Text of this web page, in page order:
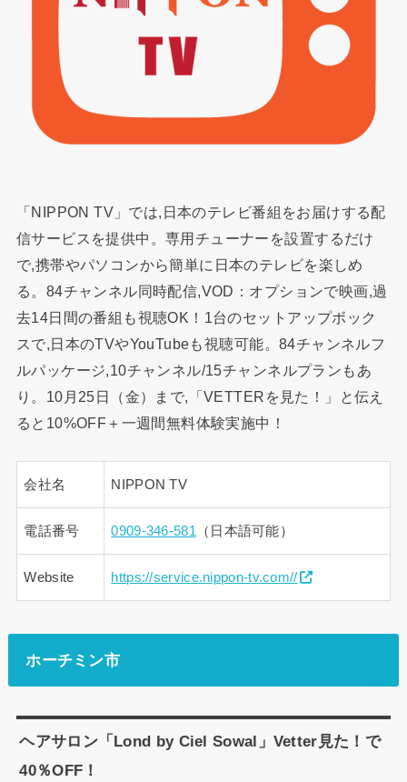
「NIPPON TV」では,日本のテレビ番組をお届けする配
信サービスを提供中。専用チューナーを設置するだけ
で,携帯やパソコンから簡単に日本のテレビを楽しめ
る。84チャンネル同時配信,VOD：オプションで映画,過
去14日間の番組も視聴OK！1台のセットアップボック
スで,日本のTVやYouTubeも視聴可能。84チャンネルフ
ルパッケージ,10チャンネル/15チャンネルプランもあ
り。10月25日（金）まで,「VETTERを見た！」と伝え
ると10%OFF＋一週間無料体験実施中！
会社名 NIPPON TV
電話番号 0909-346-581 （日本語可能）
Website https://service.nippon-tv.com//
ホーチミン市
ヘアサロン「Lond by Ciel Sowal」Vetter見た！で
40％OFF！